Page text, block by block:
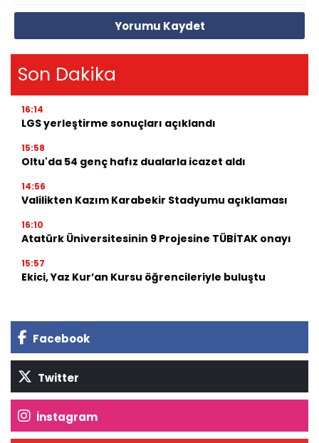
Yorumu Kaydet
Son Dakika
16:14
LGS yerleştirme sonuçları açıklandı
15:58
Oltu'da 54 genç hafız dualarla icazet aldı
14:56
Valilikten Kazım Karabekir Stadyumu açıklaması
16:10
Atatürk Üniversitesinin 9 Projesine TÜBİTAK onayı
15:57
Ekici, Yaz Kur’an Kursu öğrencileriyle buluştu
Facebook
Twitter
İnstagram